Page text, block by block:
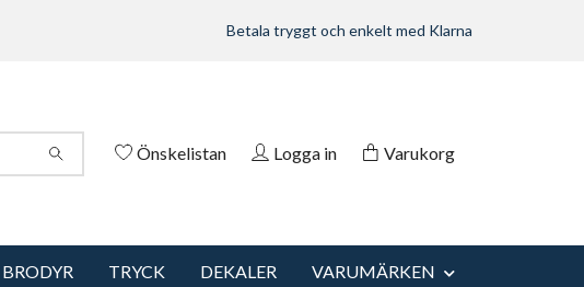
Betala tryggt och enkelt med Klarna
Önskelistan Logga in Varukorg
BRODYR TRYCK DEKALER
VARUMÄRKEN